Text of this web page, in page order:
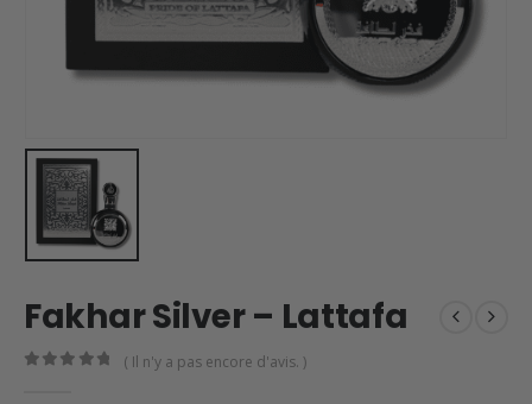
Fakhar Silver – Lattafa
( Il n'y a pas encore d'avis. )